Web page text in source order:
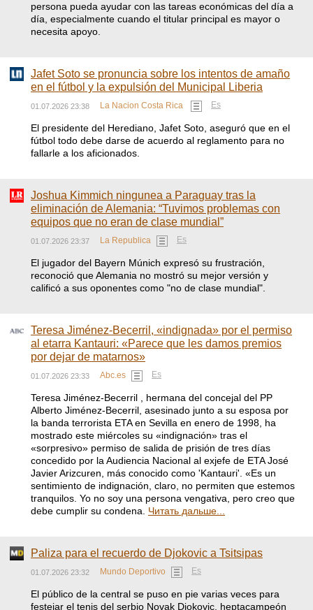
persona pueda ayudar con las tareas económicas del día a
día, especialmente cuando el titular principal es mayor o
necesita apoyo.
Jafet Soto se pronuncia sobre los intentos de amaño
en el fútbol y la expulsión del Municipal Liberia
01.07.2026 23:38 La Nacion Costa Rica Es
El presidente del Herediano, Jafet Soto, aseguró que en el
fútbol todo debe darse de acuerdo al reglamento para no
fallarle a los aficionados.
Joshua Kimmich ningunea a Paraguay tras la
eliminación de Alemania: “Tuvimos problemas con
equipos que no eran de clase mundial”
01.07.2026 23:37 La Republica Es
El jugador del Bayern Múnich expresó su frustración,
reconoció que Alemania no mostró su mejor versión y
calificó a sus oponentes como "no de clase mundial".
Teresa Jiménez-Becerril, «indignada» por el permiso
al etarra Kantauri: «Parece que les damos premios
por dejar de matarnos»
01.07.2026 23:33 Abc.es Es
Teresa Jiménez-Becerril , hermana del concejal del PP
Alberto Jiménez-Becerril, asesinado junto a su esposa por
la banda terrorista ETA en Sevilla en enero de 1998, ha
mostrado este miércoles su «indignación» tras el
«sorpresivo» permiso de salida de prisión de tres días
concedido por la Audiencia Nacional al exjefe de ETA José
Javier Arizcuren, más conocido como 'Kantauri'. «Es un
sentimiento de indignación, claro, no permiten que estemos
tranquilos. Yo no soy una persona vengativa, pero creo que
debe cumplir su condena. Читать дальше...
Paliza para el recuerdo de Djokovic a Tsitsipas
01.07.2026 23:32 Mundo Deportivo Es
El público de la central se puso en pie varias veces para
festejar el tenis del serbio Novak Djokovic, heptacampeón